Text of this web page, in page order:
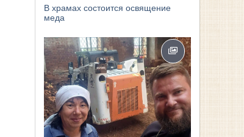
В храмах состоится освящение
меда